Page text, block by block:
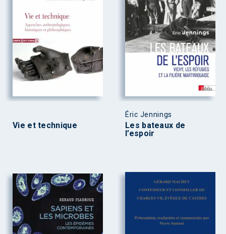
Vie et technique
Éric Jennings
Les bateaux de
l’espoir